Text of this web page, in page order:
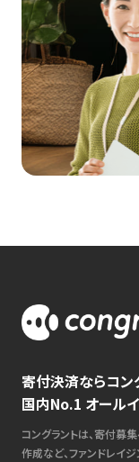
寄付決済ならコン
国内No.1 オール
コングラントは、寄付募
作成など、ファンドレイ